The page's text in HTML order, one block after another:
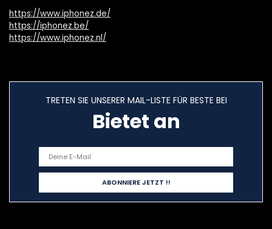
https://www.iphonez.de/
https://iphonez.be/
https://www.iphonez.nl/
TRETEN SIE UNSERER MAIL-LISTE FÜR BESTE BEI
Bietet an